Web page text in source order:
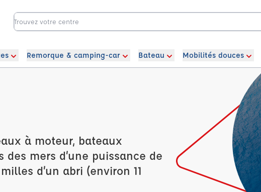
Remorque & camping-car Bateau Mobilités douces
à moteur, bateaux
mers d’une puissance de
d’un abri (environ 11